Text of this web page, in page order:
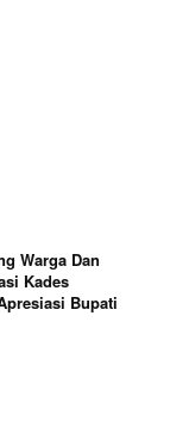
UMKM
Warga Dan
Kades
Bupati